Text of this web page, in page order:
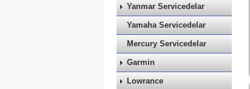
Yanmar Servicedelar
Yamaha Servicedelar
Mercury Servicedelar
Garmin
Lowrance